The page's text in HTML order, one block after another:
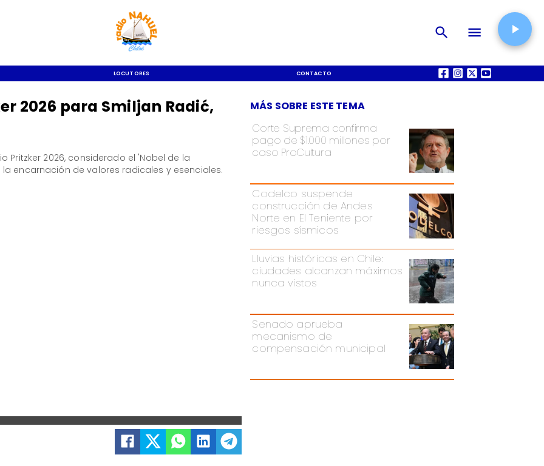
LOCUTORES CONTACTO QUIÉNES SOMOS
Corte Suprema confirma
pago de $1.000 millones por
caso ProCultura
Codelco suspende
construcción de Andes
Norte en El Teniente por
riesgos sísmicos
Lluvias históricas en Chile:
ciudades alcanzan máximos
nunca vistos
Senado aprueba
mecanismo de
compensación municipal
MÁS SOBRE ESTE TEMA
2026 para Smiljan Radić,
Pritzker 2026, considerado el 'Nobel de la
encarnación de valores radicales y esenciales.